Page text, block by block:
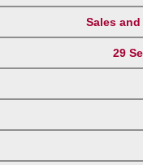
Sales
29